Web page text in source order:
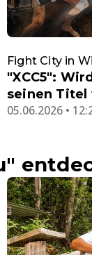
Fight City in
"XCC5":
seinen
05.06.2026 •